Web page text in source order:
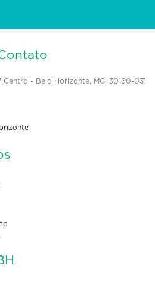
Centro - Belo Horizonte, MG, 30160-031